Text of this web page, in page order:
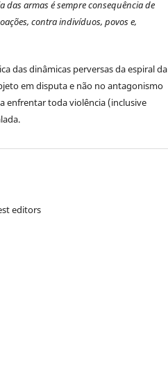
das armas é sempre consequência de
contra indivíduos, povos e,
das dinâmicas perversas da espiral da
em disputa e não no antagonismo
enfrentar toda violência (inclusive
editors